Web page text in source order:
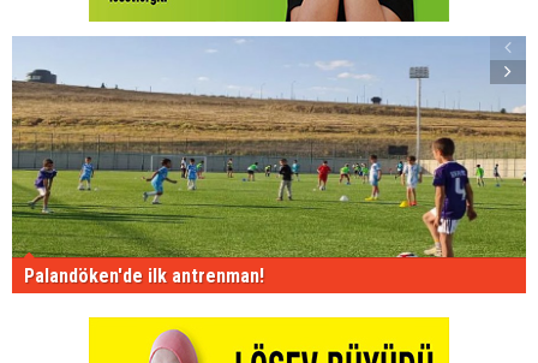
Palandöken'de ilk antrenman!